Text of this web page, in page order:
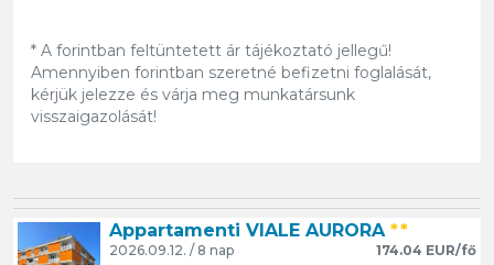
* A forintban feltüntetett ár tájékoztató jellegű!
Amennyiben forintban szeretné befizetni foglalását,
kérjük jelezze és várja meg munkatársunk
visszaigazolását!
Appartamenti VIALE AURORA **
2026.09.12. / 8 nap 174.04 EUR/fő